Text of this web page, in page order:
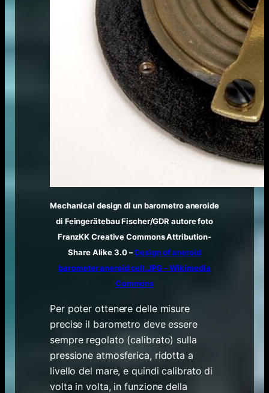
Mechanical design di un barometro aneroide
di Feingerätebau Fischer/GDR autore foto
FranzKK Creative Commons Attribution-
Share Alike 3.0 –Design of aneroid
barometer aneroid cell.JPG – Wikimedia
Commons
Per poter ottenere delle misure
precise il barometro deve essere
sempre regolato (calibrato) sulla
pressione atmosferica, ridotta a
livello del mare, e quindi calibrato di
volta in volta, in funzione della